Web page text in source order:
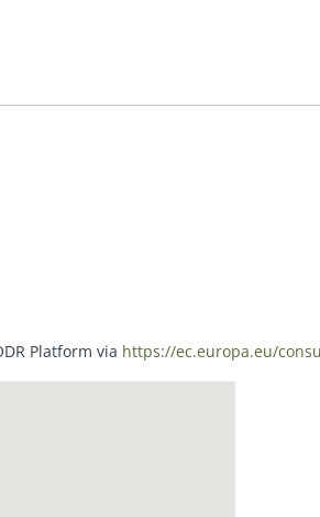
Platform via https://ec.europa.eu/